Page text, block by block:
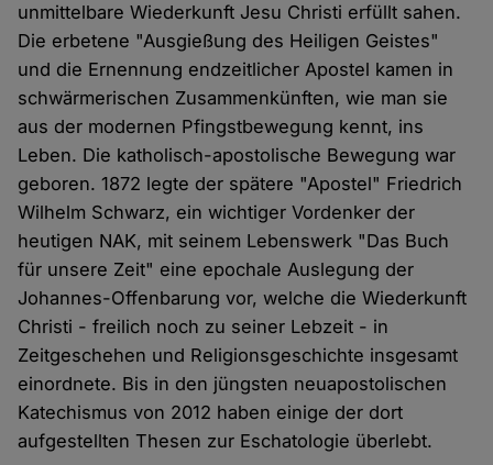
unmittelbare Wiederkunft Jesu Christi erfüllt sahen.
Die erbetene "Ausgießung des Heiligen Geistes"
und die Ernennung endzeitlicher Apostel kamen in
schwärmerischen Zusammenkünften, wie man sie
aus der modernen Pfingstbewegung kennt, ins
Leben. Die katholisch-apostolische Bewegung war
geboren. 1872 legte der spätere "Apostel" Friedrich
Wilhelm Schwarz, ein wichtiger Vordenker der
heutigen NAK, mit seinem Lebenswerk "Das Buch
für unsere Zeit" eine epochale Auslegung der
Johannes-Offenbarung vor, welche die Wiederkunft
Christi - freilich noch zu seiner Lebzeit - in
Zeitgeschehen und Religionsgeschichte insgesamt
einordnete. Bis in den jüngsten neuapostolischen
Katechismus von 2012 haben einige der dort
aufgestellten Thesen zur Eschatologie überlebt.